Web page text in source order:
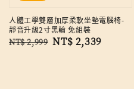
人體工學雙層加厚柔軟坐墊電腦椅-
靜音升級2寸黑輪 免組裝
Regular
NT$ 2,999 Sale
NT$ 2,339